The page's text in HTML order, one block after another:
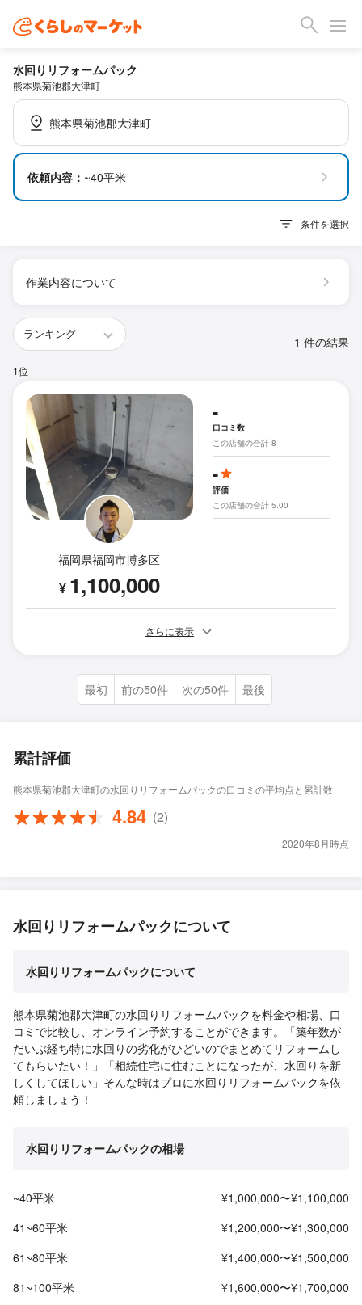
水回りリフォームパック
熊本県菊池郡大津町
熊本県菊池郡大津町
依頼内容： ~40平米
条件を選択
作業内容について
1 件の結果
1位
福岡県福岡市博多区
¥ 1,100,000
-
口コミ数
この店舗の合計 8
-
評価
この店舗の合計 5.00
さらに表示
最初 前の50件 次の50件 最後
累計評価
熊本県菊池郡大津町の水回りリフォームパックの口コミの平均点と累計数
4.84 (2)
2020年8月時点
水回りリフォームパックについて
水回りリフォームパックについて
熊本県菊池郡大津町の水回りリフォームパックを料金や相場、口
コミで比較し、オンライン予約することができます。「築年数が
だいぶ経ち特に水回りの劣化がひどいのでまとめてリフォームし
てもらいたい！」「相続住宅に住むことになったが、水回りを新
しくしてほしい」そんな時はプロに水回りリフォームパックを依
頼しましょう！
水回りリフォームパックの相場
~40平米
¥1,000,000〜¥1,100,000
41~60平米
¥1,200,000〜¥1,300,000
61~80平米
¥1,400,000〜¥1,500,000
81~100平米
¥1,600,000〜¥1,700,000